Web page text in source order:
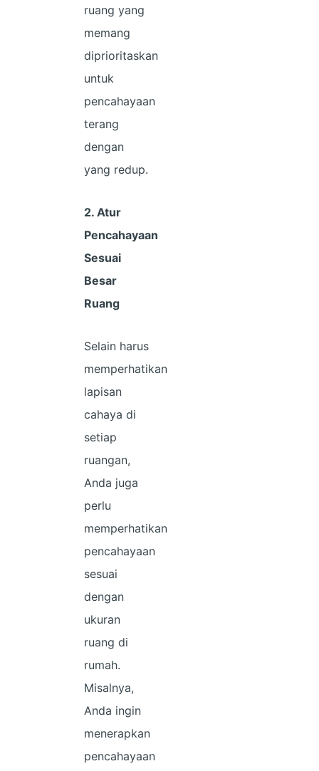
ruang yang
memang
diprioritaskan
untuk
pencahayaan
terang
dengan
yang redup.
2. Atur
Pencahayaan
Sesuai
Besar
Ruang
Selain harus
memperhatikan
lapisan
cahaya di
setiap
ruangan,
Anda juga
perlu
memperhatikan
pencahayaan
sesuai
dengan
ukuran
ruang di
rumah.
Misalnya,
Anda ingin
menerapkan
pencahayaan